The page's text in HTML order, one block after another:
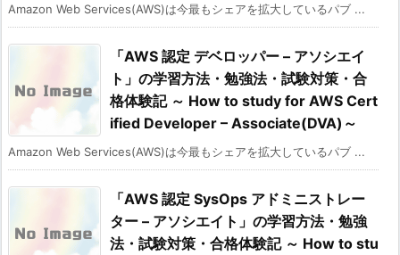
Amazon Web Services(AWS)は今最もシェアを拡大しているパブ ...
「AWS 認定 デベロッパー – アソシエイ
ト」の学習方法・勉強法・試験対策・合
格体験記 ～ How to study for AWS Cert
ified Developer – Associate(DVA)～
Amazon Web Services(AWS)は今最もシェアを拡大しているパブ ...
「AWS 認定 SysOps アドミニストレー
ター – アソシエイト」の学習方法・勉強
法・試験対策・合格体験記 ～ How to stu